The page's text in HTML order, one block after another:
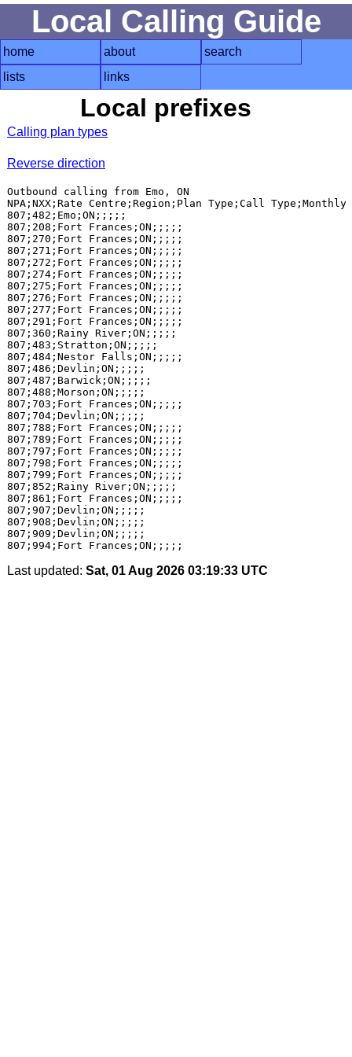
Local Calling Guide
home about
search
lists
links
Local prefixes
Calling plan types
Reverse direction
Outbound calling from Emo, ON
NPA;NXX;Rate Centre;Region;Plan Type;Call
807;482;Emo;ON;;;;;
807;208;Fort Frances;ON;;;;;
807;270;Fort Frances;ON;;;;;
807;271;Fort Frances;ON;;;;;
807;272;Fort Frances;ON;;;;;
807;274;Fort Frances;ON;;;;;
807;275;Fort Frances;ON;;;;;
807;276;Fort Frances;ON;;;;;
807;277;Fort Frances;ON;;;;;
807;291;Fort Frances;ON;;;;;
807;360;Rainy River;ON;;;;;
807;483;Stratton;ON;;;;;
807;484;Nestor Falls;ON;;;;;
807;486;Devlin;ON;;;;;
807;487;Barwick;ON;;;;;
807;488;Morson;ON;;;;;
807;703;Fort Frances;ON;;;;;
807;704;Devlin;ON;;;;;
807;788;Fort Frances;ON;;;;;
807;789;Fort Frances;ON;;;;;
807;797;Fort Frances;ON;;;;;
807;798;Fort Frances;ON;;;;;
807;799;Fort Frances;ON;;;;;
807;852;Rainy River;ON;;;;;
807;861;Fort Frances;ON;;;;;
807;907;Devlin;ON;;;;;
807;908;Devlin;ON;;;;;
807;909;Devlin;ON;;;;;
Last updated: Sat, 01 Aug 2026 03:19:33 UTC